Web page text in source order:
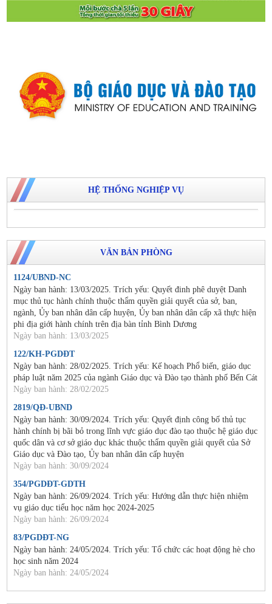
HỆ THỐNG NGHIỆP VỤ
VĂN BẢN PHÒNG
1124/UBND-NC
Ngày ban hành: 13/03/2025. Trích yếu: Quyết đinh phê duyệt Danh
mục thủ tục hành chính thuộc thẩm quyền giải quyết của sở, ban,
ngành, Ủy ban nhân dân cấp huyện, Ủy ban nhân dân cấp xã thực hiện
phi địa giới hành chính trên địa bàn tỉnh Bình Dương
Ngày ban hành: 13/03/2025
122/KH-PGDĐT
Ngày ban hành: 28/02/2025. Trích yếu: Kế hoạch Phổ biến, giáo dục
pháp luật năm 2025 của ngành Giáo dục và Đào tạo thành phố Bến Cát
Ngày ban hành: 28/02/2025
2819/QĐ-UBND
Ngày ban hành: 30/09/2024. Trích yếu: Quyết định công bố thủ tục
hành chính bị bãi bỏ trong lĩnh vực giáo dục đào tạo thuộc hệ giáo dục
quốc dân và cơ sở giáo dục khác thuộc thẩm quyền giải quyết của Sở
Giáo dục và Đào tạo, Ủy ban nhân dân cấp huyện
Ngày ban hành: 30/09/2024
354/PGDĐT-GDTH
Ngày ban hành: 26/09/2024. Trích yếu: Hướng dẫn thực hiện nhiệm
vụ giáo dục tiểu học năm học 2024-2025
Ngày ban hành: 26/09/2024
83/PGDĐT-NG
Ngày ban hành: 24/05/2024. Trích yếu: Tổ chức các hoạt động hè cho
học sinh năm 2024
Ngày ban hành: 24/05/2024